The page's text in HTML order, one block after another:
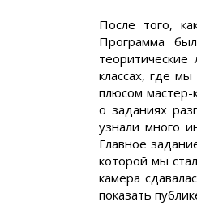
После того,
Программа
классах, где
плюсом мастер-
о заданиях
узнали много
Главное
которой мы
камера
показать